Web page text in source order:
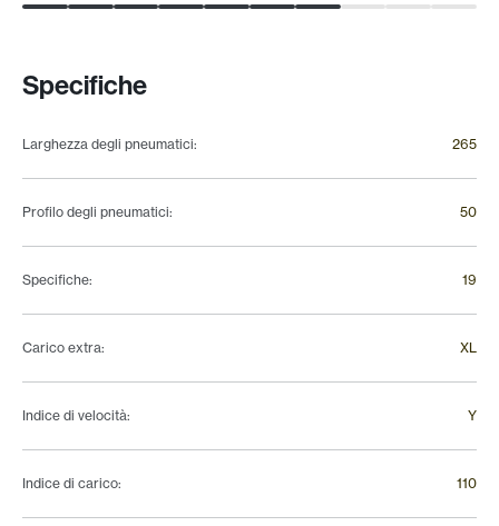
Specifiche
Larghezza degli pneumatici: 265
Profilo degli pneumatici: 50
Specifiche: 19
Carico extra: XL
Indice di velocità: Y
Indice di carico: 110